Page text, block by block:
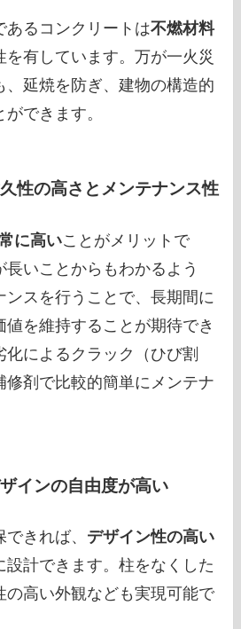
あるコンクリートは不燃材料
有しています。万が一火災
、延焼を防ぎ、建物の構造的
できます。
性の高さとメンテナンス性
に高いことがメリットで
いことからもわかるよう
ンスを行うことで、長期間に
を維持することが期待でき
化によるクラック（ひび割
修剤で比較的簡単にメンテナ
インの自由度が高い
きれば、 デザイン性の高い
設計できます。柱をなくした
の高い外観なども実現可能で